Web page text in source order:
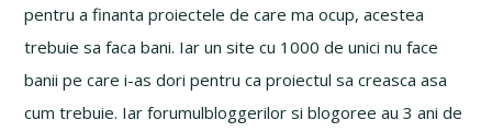
pentru a finanta proiectele de care ma ocup, acestea
trebuie sa faca bani. Iar un site cu 1000 de unici nu face
banii pe care i-as dori pentru ca proiectul sa creasca asa
cum trebuie. Iar forumulbloggerilor si blogoree au 3 ani de